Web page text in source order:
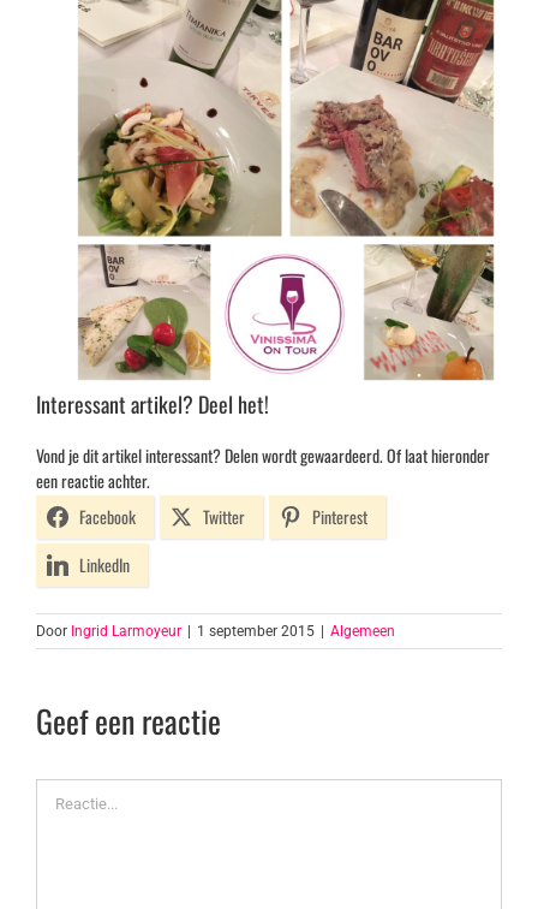
Interessant artikel? Deel het!
Vond je dit artikel interessant? Delen wordt gewaardeerd. Of laat hieronder
een reactie achter.
Facebook
Twitter
Pinterest
LinkedIn
Door Ingrid Larmoyeur 1 september 2015 Algemeen
Geef een reactie